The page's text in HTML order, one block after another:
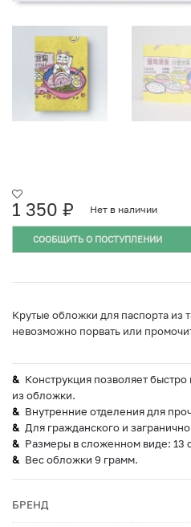
1 350 ₽ Нет в наличии
СООБЩИТЬ О ПОСТУПЛЕНИИ
Крутые обложки для паспорта из
невозможно порвать или
Конструкция позволяет
из обложки.
Внутренние отделения для
Для гражданского и
Размеры в сложенном виде: 13
Вес обложки 9 грамм.
БРЕНД